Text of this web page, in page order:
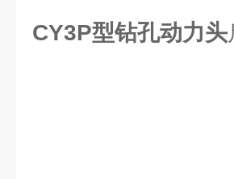
CY3P型钻孔动力头